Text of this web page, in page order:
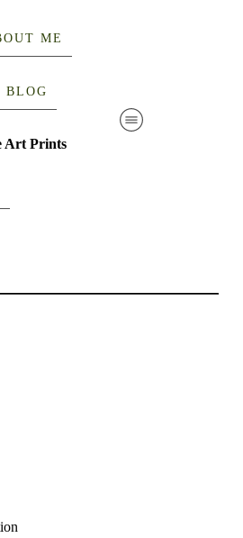
ME
BLOG
Art Prints